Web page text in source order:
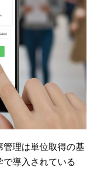
理は単位取得の基
導入されている